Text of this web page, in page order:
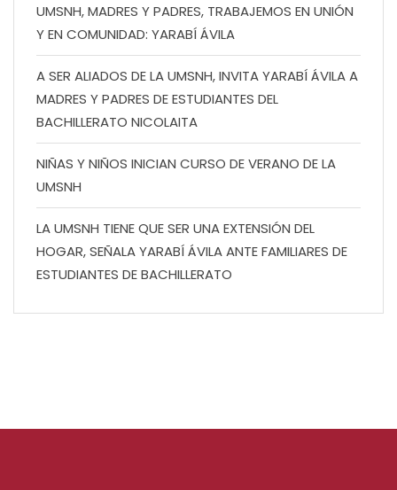
UMSNH, MADRES Y PADRES, TRABAJEMOS EN UNIÓN
Y EN COMUNIDAD: YARABÍ ÁVILA
A SER ALIADOS DE LA UMSNH, INVITA YARABÍ ÁVILA A
MADRES Y PADRES DE ESTUDIANTES DEL
BACHILLERATO NICOLAITA
NIÑAS Y NIÑOS INICIAN CURSO DE VERANO DE LA
UMSNH
LA UMSNH TIENE QUE SER UNA EXTENSIÓN DEL
HOGAR, SEÑALA YARABÍ ÁVILA ANTE FAMILIARES DE
ESTUDIANTES DE BACHILLERATO